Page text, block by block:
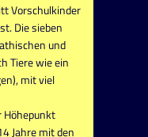
Vorschulkinder
Die sieben
und
Tiere wie ein
mit viel
Höhepunkt
Jahre mit den